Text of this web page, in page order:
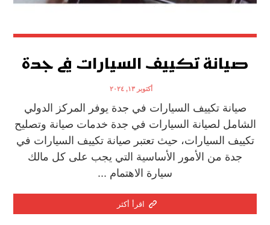
صيانة تكييف السيارات في جدة
أكتوبر ١٣, ٢٠٢٤
صيانة تكييف السيارات في جدة يوفر المركز الدولي
الشامل لصيانة السيارات في جدة خدمات صيانة وتصليح
تكييف السيارات، حيث تعتبر صيانة تكييف السيارات في
جدة من الأمور الأساسية التي يجب على كل مالك
سيارة الاهتمام ...
اقرأ أكثر